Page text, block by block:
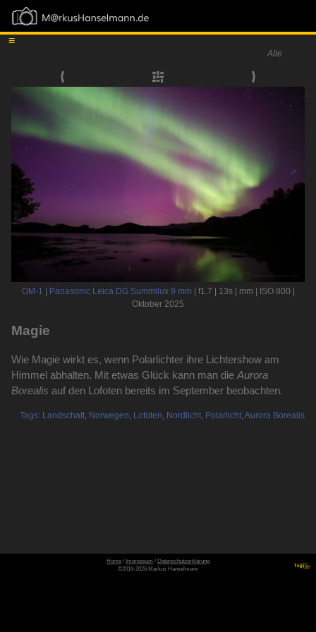
≡
Alle
OM-1 | Panasonic Leica DG Summilux 9 mm| f1.7 | 13s | mm | ISO 800 |
Oktober 2025
Magie
Wie Magie wirkt es, wenn Polarlichter ihre Lichtershow am
Himmel abhalten. Mit etwas Glück kann man die Aurora
Borealis auf den Lofoten bereits im September beobachten.
Tags: Landschaft, Norwegen, Lofoten, Nordlicht, Polarlicht, Aurora Borealis
Home / Impressum / Datenschutzerklärung
©2019-2026 Markus Hanselmann